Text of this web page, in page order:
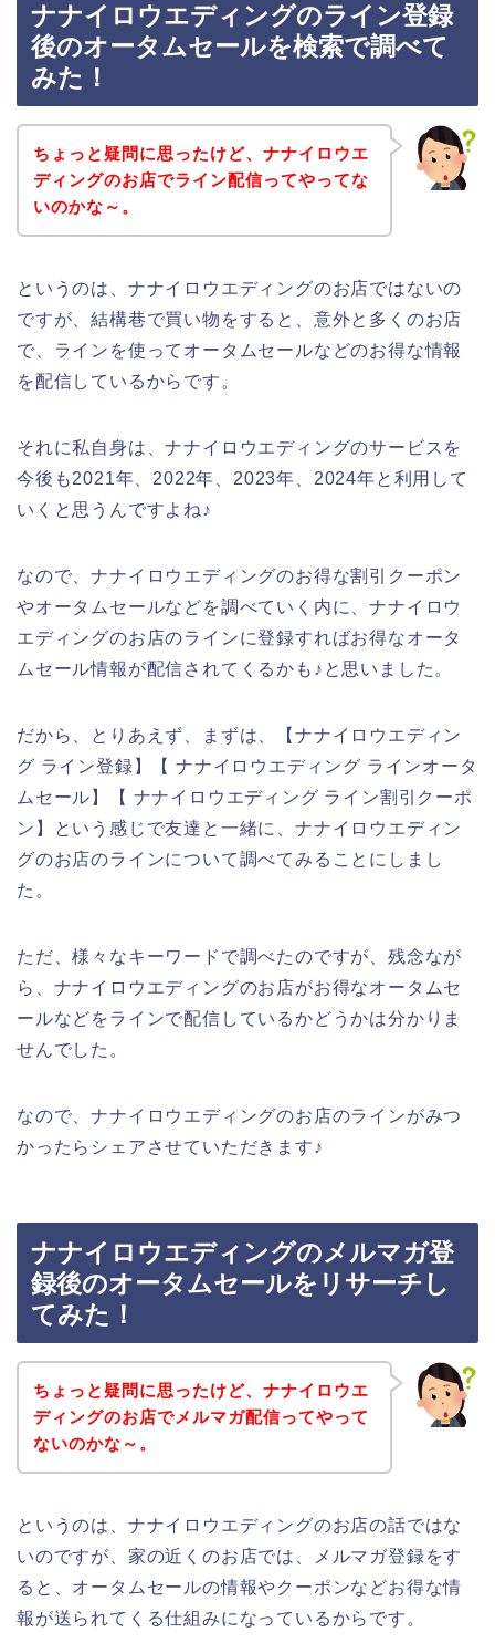
ナナイロウエディングのライン登録
後のオータムセールを検索で調べて
みた！
ちょっと疑問に思ったけど、ナナイロウエ
ディングのお店でライン配信ってやってな
いのかな～。
というのは、ナナイロウエディングのお店ではないの
ですが、結構巷で買い物をすると、意外と多くのお店
で、ラインを使ってオータムセールなどのお得な情報
を配信しているからです。
それに私自身は、ナナイロウエディングのサービスを
今後も2021年、2022年、2023年、2024年と利用して
いくと思うんですよね♪
なので、ナナイロウエディングのお得な割引クーポン
やオータムセールなどを調べていく内に、ナナイロウ
エディングのお店のラインに登録すればお得なオータ
ムセール情報が配信されてくるかも♪と思いました。
だから、とりあえず、まずは、【ナナイロウエディン
グ ライン登録】【 ナナイロウエディング ラインオータ
ムセール】【 ナナイロウエディング ライン割引クーポ
ン】という感じで友達と一緒に、ナナイロウエディン
グのお店のラインについて調べてみることにしまし
た。
ただ、様々なキーワードで調べたのですが、残念なが
ら、ナナイロウエディングのお店がお得なオータムセ
ールなどをラインで配信しているかどうかは分かりま
せんでした。
なので、ナナイロウエディングのお店のラインがみつ
かったらシェアさせていただきます♪
ナナイロウエディングのメルマガ登
録後のオータムセールをリサーチし
てみた！
ちょっと疑問に思ったけど、ナナイロウエ
ディングのお店でメルマガ配信ってやって
ないのかな～。
というのは、ナナイロウエディングのお店の話ではな
いのですが、家の近くのお店では、メルマガ登録をす
ると、オータムセールの情報やクーポンなどお得な情
報が送られてくる仕組みになっているからです。